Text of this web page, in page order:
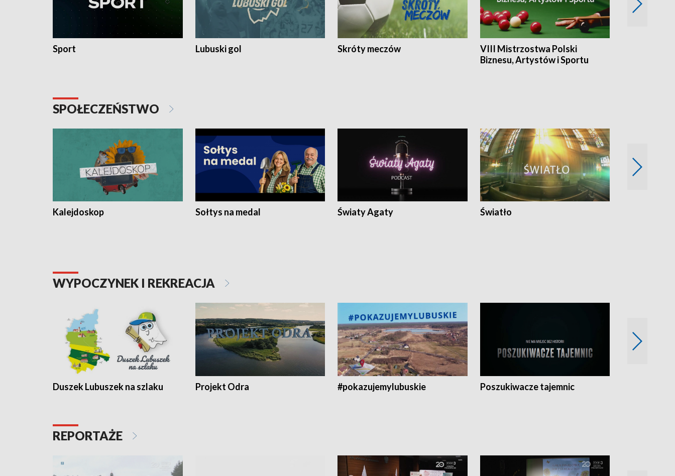
Sport Lubuski gol Skróty meczów
VIII Mistrzostwa Polski
Biznesu, Artystów i Sportu
SPOŁECZEŃSTWO
Kalejdoskop Sołtys na medal Światy Agaty Światło
WYPOCZYNEK I REKREACJA
Duszek Lubuszek na szlaku Projekt Odra #pokazujemylubuskie Poszukiwacze tajemnic
REPORTAŻE